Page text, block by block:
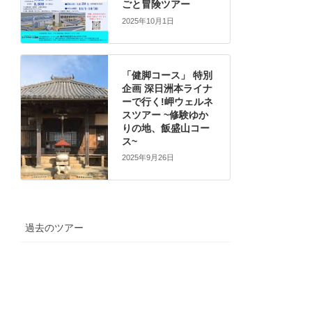
ごと冒険ツアー
2025年10月1日
「健脚コース」 特別
企画 深日洲本ライナ
ーで行く!岬ウェルネ
スツアー ~修験ゆか
りの地、飯盛山コー
ス~
2025年9月26日
過去のツアー